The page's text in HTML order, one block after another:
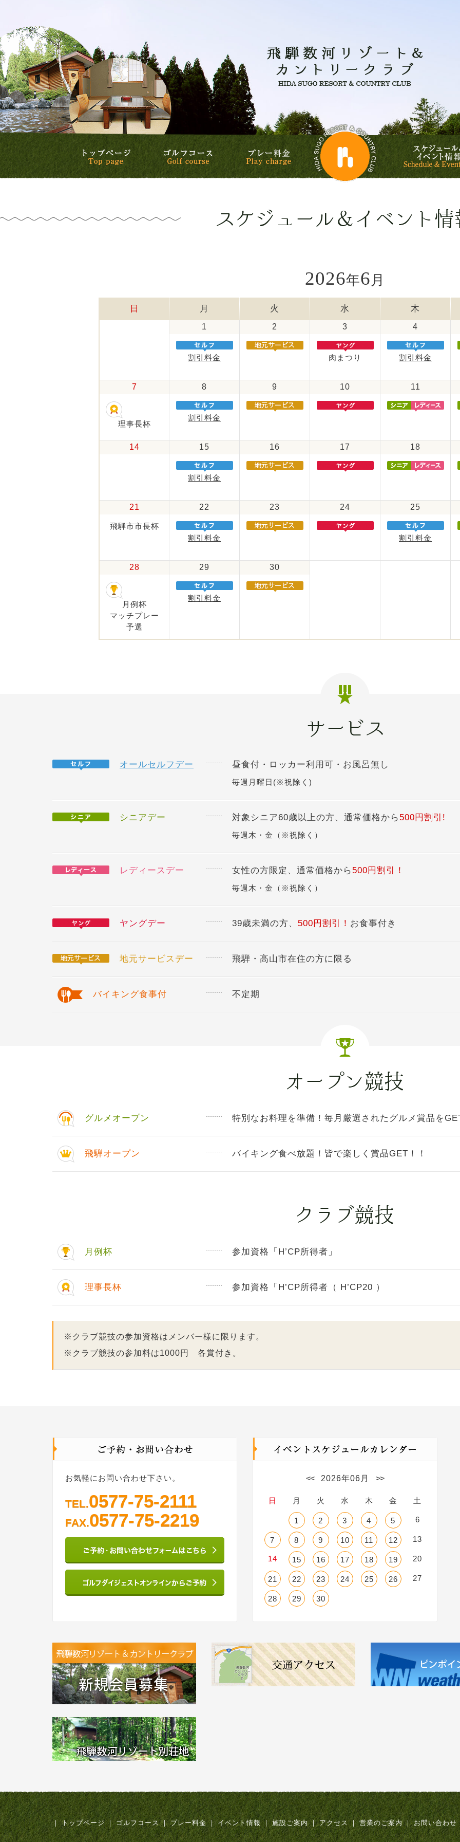
プレー料金
ゴルフコース
トップページ
飛騨数河リゾート
2026年6 月
日 月 火 水 木
1
割引料金
2 3
肉まつり
4
割引料金
7
理事長杯
8
割引料金
9 10 11
14 15
割引料金
16 17 18
21
飛騨市市長杯
22
割引料金
23 24 25
割引料金
28
月例杯
マッチプレー
予選
29
割引料金
30
オールセルフデー 昼食付・ロッカー利用可・お風呂無し
毎週月曜日(※祝除く)
シニアデー 対象シニア60歳以上の方、通常価格から 500円割引!
毎週木・金（※祝除く）
レディースデー 女性の方限定、通常価格から 500円割引！
毎週木・金（※祝除く）
ヤングデー 39歳未満の方、 500円割引！ お食事付き
地元サービスデー 飛騨・高山市在住の方に限る
バイキング食事付 不定期
グルメオープン 特別なお料理を準備！毎月厳選されたグルメ賞品を
飛騨オープン バイキング食べ放題！皆で楽しく賞品GET！！
月例杯 参加資格「H’CP所得者」
理事長杯 参加資格「H’CP所得者（ H’CP20 ）
※クラブ競技の参加資格はメンバー様に限ります。
※クラブ競技の参加料は1000円 各賞付き。
お気軽にお問い合わせ下さい。
TEL.0577-75-2111
FAX.0577-75-2219
<< 2026年06月 >>
日 月 火 水 木 金 土
1 2 3 4 5 6
7 8 9 10 11 12 13
14 15 16 17 18 19 20
21 22 23 24 25 26 27
28 29 30
｜ トップページ ｜ ゴルフコース ｜ プレー料金 ｜ イベント情報 ｜ 施設ご案内 ｜ アクセス ｜ 営業のご案内 ｜ お問い合わせ